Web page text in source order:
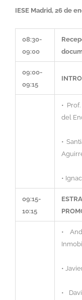
IESE Madrid, 26 de
08:30-
09:00
09:00-
09:15
•
del
•
•
09:15-
10:15
•
•
•